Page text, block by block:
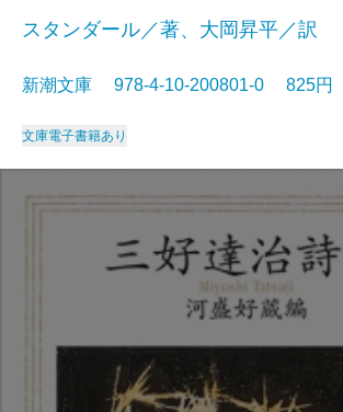
スタンダール／著、大岡昇平／訳
新潮文庫 978-4-10-200801-0 825円
文庫電子書籍あり